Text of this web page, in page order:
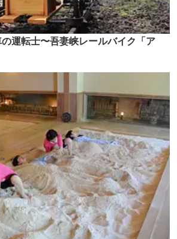
運転士〜吾妻峡レールバイク「ア